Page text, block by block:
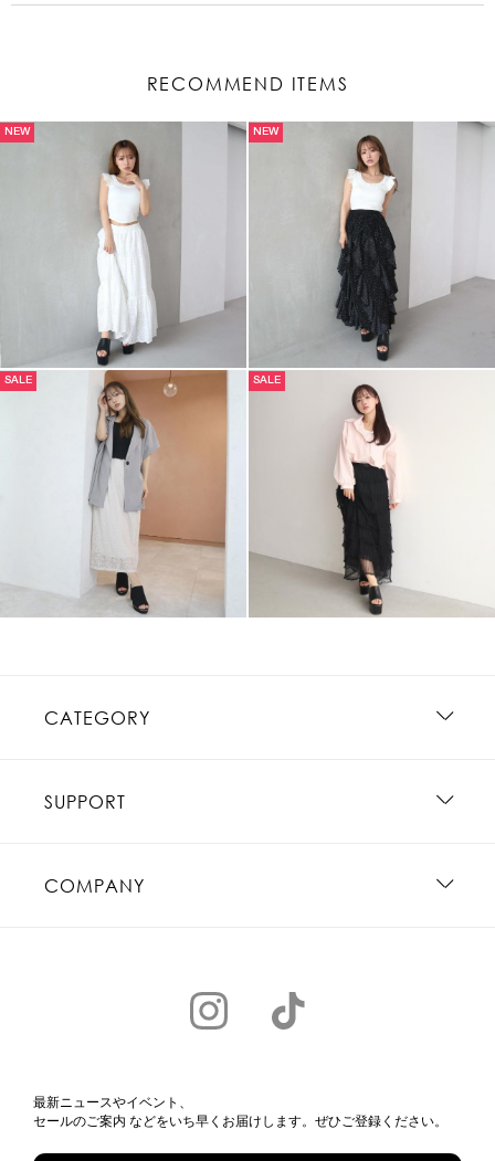
RECOMMEND ITEMS
NEW NEW
SALE SALE
CATEGORY
SUPPORT
COMPANY
最新ニュースやイベント、
セールのご案内 などをいち早くお届けします。ぜひご登録ください。